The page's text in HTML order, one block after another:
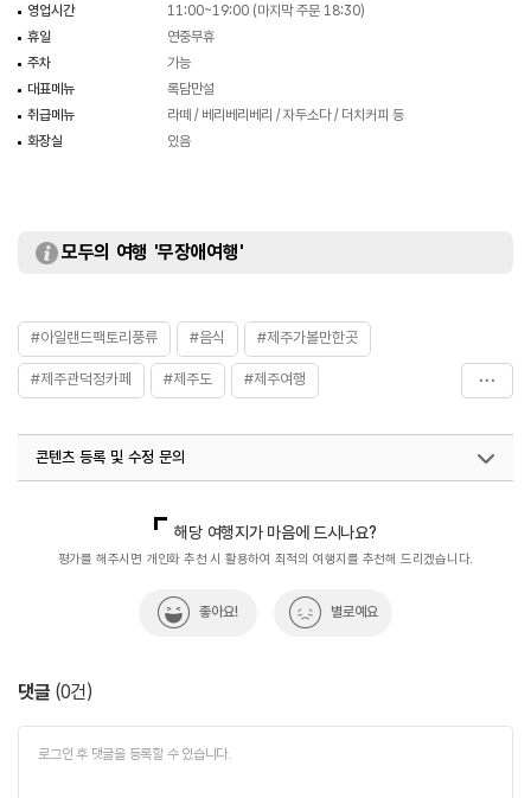
영업시간
11:00~19:00 (마지막 주문 18:30)
휴일
연중무휴
주차
가능
대표메뉴
록담만설
취급메뉴
라떼 / 베리베리베리 / 자두소다 / 더치커피 등
화장실
있음
모두의 여행 '무장애여행'
#아일랜드팩토리풍류 #음식 #제주가볼만한곳
#제주관덕정카페 #제주도 #제주여행
콘텐츠 등록 및 수정 문의
해당 여행지가 마음에 드시나요?
평가를 해주시면 개인화 추천 시 활용하여 최적의 여행지를 추천해 드리겠습니다.
좋아요! 별로예요
댓글 (0건)